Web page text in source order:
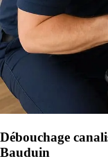
Débouchage
Bauduin